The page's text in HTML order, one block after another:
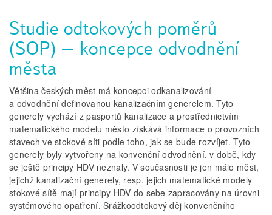
Studie odtokových poměrů
(SOP) – koncepce odvodnění
města
Většina českých měst má koncepci odkanalizování
a odvodnění definovanou kanalizačním generelem. Tyto
generely vychází z pasportů kanalizace a prostřednictvím
matematického modelu město získává informace o provozních
stavech ve stokové síti podle toho, jak se bude rozvíjet. Tyto
generely byly vytvořeny na konvenční odvodnění, v době, kdy
se ještě principy HDV neznaly. V současnosti je jen málo měst,
jejichž kanalizační generely, resp. jejich matematické modely
stokové sítě mají principy HDV do sebe zapracovány na úrovni
systémového opatření. Srážkoodtokový děj konvenčního